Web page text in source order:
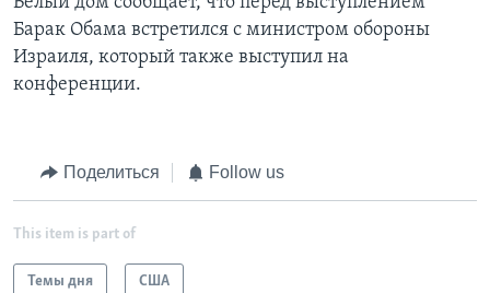
Барак Обама встретился с министром обороны
Израиля, который также выступил на
конференции.
Поделиться Follow us
This item is part of
Темы дня США